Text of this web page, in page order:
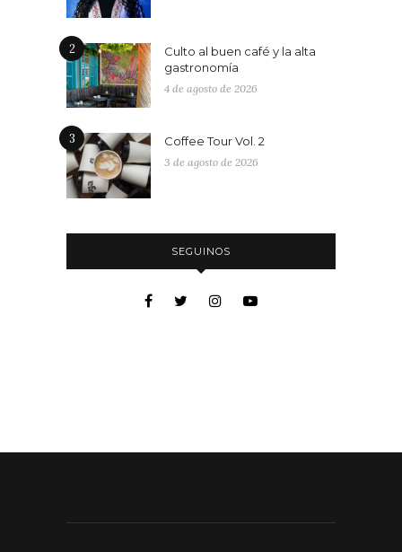
2
Culto al buen café y la alta
gastronomía
4 de agosto de 2026
3 Coffee Tour Vol. 2
3 de agosto de 2026
SEGUINOS